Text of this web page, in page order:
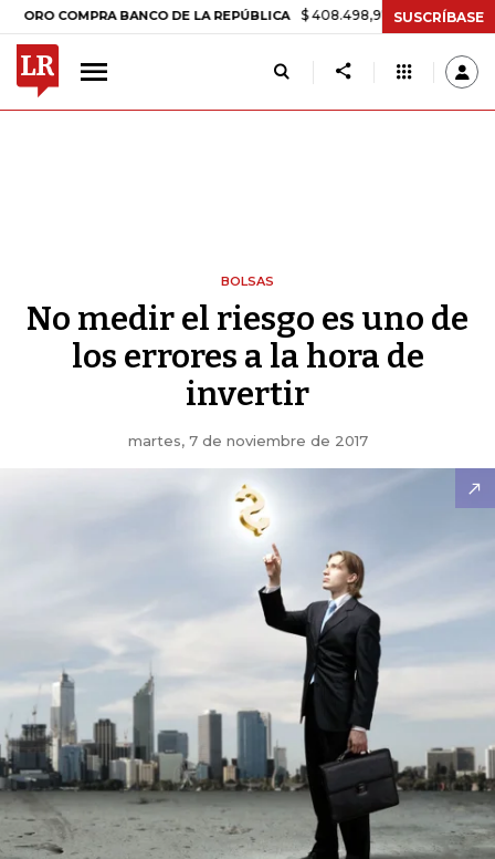
COMPRA BANCO DE LA REPÚBLICA $ 408.498,97 +$ 8.753,81 +2,19%
SUSCRÍBASE
BOLSAS
No medir el riesgo es uno de
los errores a la hora de
invertir
martes, 7 de noviembre de 2017